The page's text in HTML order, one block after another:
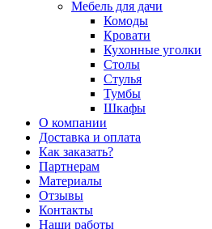
Мебель для дачи
Комоды
Кровати
Кухонные уголки
Столы
Стулья
Тумбы
Шкафы
О компании
Доставка и оплата
Как заказать?
Партнерам
Материалы
Отзывы
Контакты
Наши работы